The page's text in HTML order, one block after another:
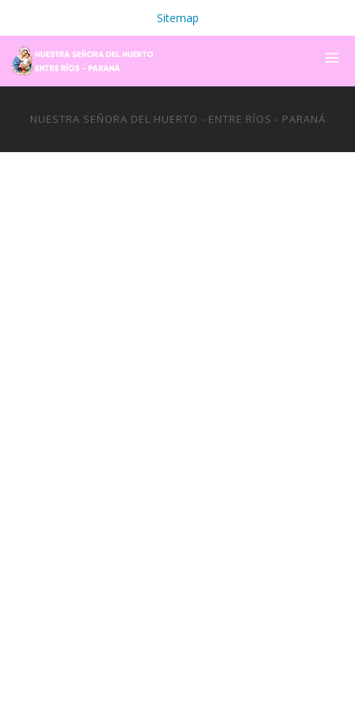
Sitemap
NUESTRA SEÑORA DEL HUERTO - ENTRE RÍOS - PARANÁ